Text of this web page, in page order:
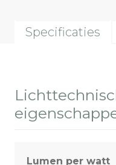
Specificaties
Lumen per watt